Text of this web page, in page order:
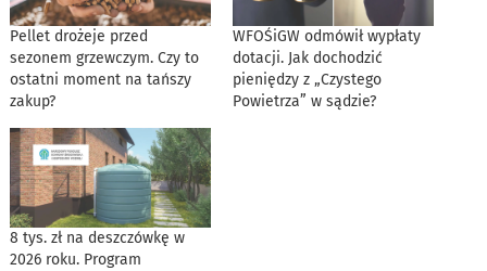
Pellet drożeje przed
sezonem grzewczym. Czy to
ostatni moment na tańszy
zakup?
WFOŚiGW odmówił wypłaty
dotacji. Jak dochodzić
pieniędzy z „Czystego
Powietrza” w sądzie?
8 tys. zł na deszczówkę w
2026 roku. Program